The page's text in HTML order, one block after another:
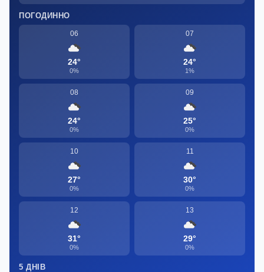
ПОГОДИННО
06
24°
0%
07
24°
1%
08
24°
0%
09
25°
0%
10
27°
0%
11
30°
0%
12
31°
0%
13
29°
0%
5 ДНІВ